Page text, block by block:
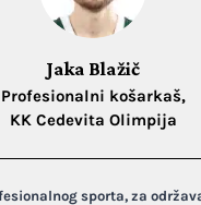
Jaka Blažič
Profesionalni košarkaš,
KK Cedevita Olimpija
sporta, za